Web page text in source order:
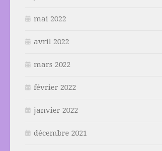
mai 2022
avril 2022
mars 2022
février 2022
janvier 2022
décembre 2021